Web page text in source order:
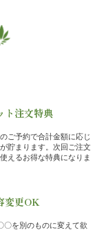
ト注文特典
ご予約で合計金額に応じ
貯まります。次回ご注文
えるお得な特典になりま
変更OK
〇を別のものに変えて欲